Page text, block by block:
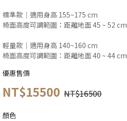
標準款｜適用身高 155~175 cm
椅面高度可調範圍：距離地面 45 ~ 52 cm
輕量款｜適用身高 140~160 cm
椅面高度可調範圍：距離地面 40 ~ 44 cm
優惠售價
NT$15500 NT$16500
顏色